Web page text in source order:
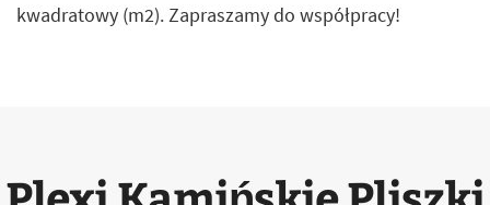
kwadratowy (m2). Zapraszamy do współpracy!